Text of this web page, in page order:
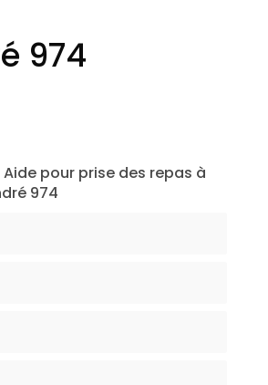
974
pour prise des repas à
974